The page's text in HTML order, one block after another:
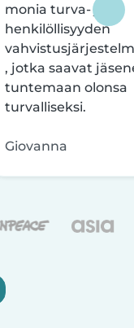
monia turva- ja
henkilöllisyyden
, jotka saavat
tuntemaan olonsa
turvalliseksi.
Giovanna